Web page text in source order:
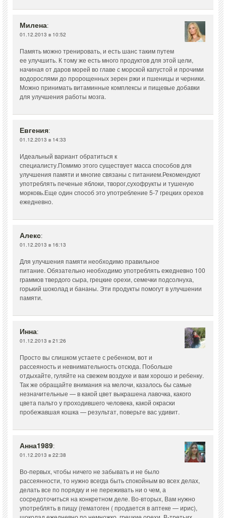
Милена:
01.12.2013 в 10:52
Память можно тренировать, и есть шанс таким путем
ее улучшить. К тому же есть много продуктов для этой цели,
начиная от даров морей во главе с морской капустой и прочими
водорослями до пророщенных зерен ржи и пшеницы и черники.
Можно принимать витаминные комплексы и пищевые добавки
для улучшения работы мозга.
Евгения:
01.12.2013 в 14:33
Идеальный вариант обратиться к
специалисту.Помимо этого существует масса способов для
улучшения памяти и многие связаны с питанием.Рекомендуют
употреблять печеные яблоки, творог,сухофрукты и тушеную
морковь.Еще один способ это употребление 5-7 грецких орехов
ежедневно.
Алекс:
01.12.2013 в 16:13
Для улучшения памяти необходимо правильное
питание. Обязательно необходимо употреблять ежедневно 100
граммов твердого сыра, грецкие орехи, семечки подсолнуха,
горький шоколад и бананы. Эти продукты помогут в улучшении
памяти.
Инна:
01.12.2013 в 21:26
Просто вы слишком устаете с ребенком, вот и
рассеяность и невнимательность отсюда. Побольше
отдыхайте, гуляйте на свежем воздухе и вам хорошо и ребенку.
Так же обращайте внимания на мелочи, казалось бы самые
незначительные — в какой цвет выкрашена лавочка, какого
цвета пальто у проходившего человека, какой окраски
пробежавшая кошка — результат, поверьте вас удивит.
Анна1989:
01.12.2013 в 22:38
Во-первых, чтобы ничего не забывать и не было
рассеянности, то нужно всегда быть спокойным во всех делах,
делать все по порядку и не переживать ни о чем, а
сосредоточиться на конкретном деле. Во-вторых, Вам нужно
употреблять в пищу (гематоген ( продается в аптеке — ирис),